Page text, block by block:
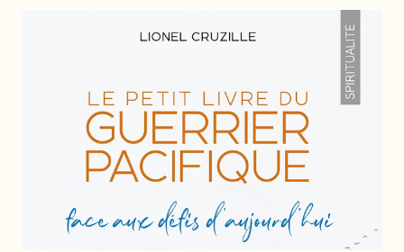
croyais deviner les tourments. On se sent proche d'elle à
travers la rédaction de son carnet, qui devient pour elle un
exutoire, autant qu'un confident. On aborde ici des sujets
intimes et délicats, avec une très grande justesse. La rencontre
de Jade avec une association en faveur des femme...